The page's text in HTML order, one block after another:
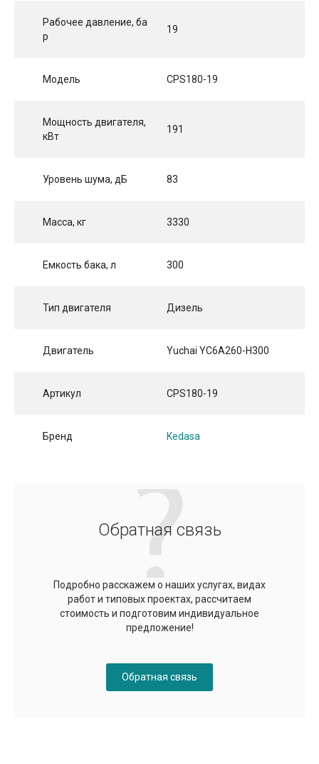
Рабочее давление, ба
р
19
Модель CPS180-19
Мощность двигателя,
кВт
191
Уровень шума, дБ 83
Масса, кг 3330
Емкость бака, л 300
Тип двигателя Дизель
Двигатель Yuchai YC6A260-H300
Артикул CPS180-19
Бренд Kedasa
Обратная связь
Подробно расскажем о наших услугах, видах
работ и типовых проектах, рассчитаем
стоимость и подготовим индивидуальное
предложение!
Обратная связь